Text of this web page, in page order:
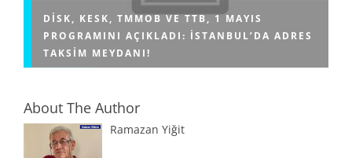
DİSK, KESK, TMMOB VE TTB, 1 MAYIS
PROGRAMINI AÇIKLADI: İSTANBUL’DA ADRES
TAKSIM MEYDANI!
About The Author
Ramazan Yiğit